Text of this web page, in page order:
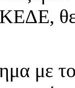
με